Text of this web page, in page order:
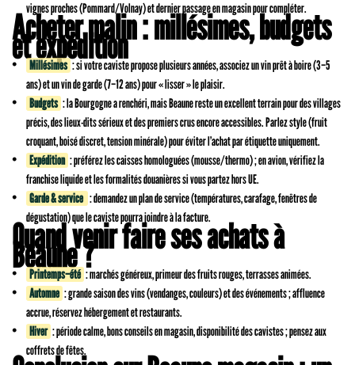
vignes proches (Pommard/Volnay) et dernier passage en magasin pour compléter.
Acheter malin : millésimes, budgets
et expédition
Millésimes : si votre caviste propose plusieurs années, associez un vin prêt à boire (3–5
ans) et un vin de garde (7–12 ans) pour « lisser » le plaisir.
Budgets : la Bourgogne a renchéri, mais Beaune reste un excellent terrain pour des villages
précis, des lieux-dits sérieux et des premiers crus encore accessibles. Parlez style (fruit
croquant, boisé discret, tension minérale) pour éviter l’achat par étiquette uniquement.
Expédition : préférez les caisses homologuées (mousse/thermo) ; en avion, vérifiez la
franchise liquide et les formalités douanières si vous partez hors UE.
Garde & service : demandez un plan de service (températures, carafage, fenêtres de
dégustation) que le caviste pourra joindre à la facture.
Quand venir faire ses achats à
Beaune ?
Printemps–été : marchés généreux, primeur des fruits rouges, terrasses animées.
Automne : grande saison des vins (vendanges, couleurs) et des événements ; affluence
accrue, réservez hébergement et restaurants.
Hiver : période calme, bons conseils en magasin, disponibilité des cavistes ; pensez aux
coffrets de fêtes.